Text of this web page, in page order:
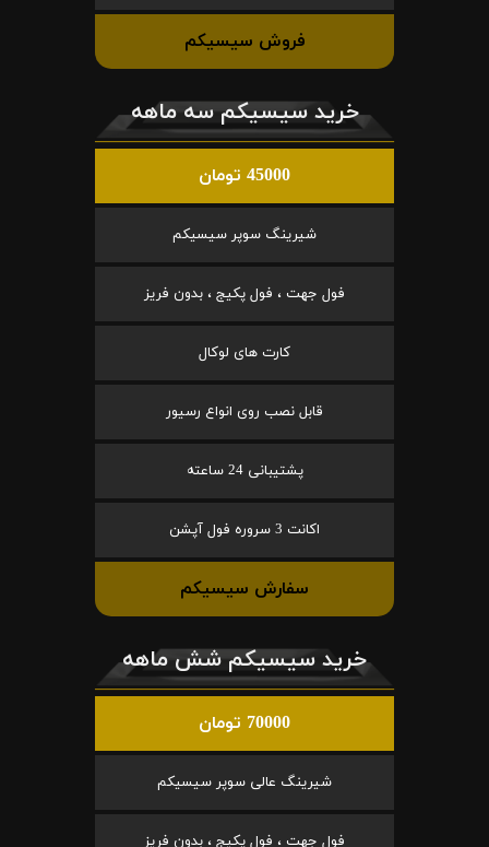
فروش سیسیکم
خرید سیسیکم سه ماهه
45000 تومان
شیرینگ سوپر سیسیکم
فول جهت ، فول پکیج ، بدون فریز
کارت های لوکال
قابل نصب روی انواع رسیور
پشتیبانی 24 ساعته
اکانت 3 سروره فول آپشن
سفارش سیسیکم
خرید سیسیکم شش ماهه
70000 تومان
شیرینگ عالی سوپر سیسیکم
فول جهت ، فول پکیج ، بدون فریز